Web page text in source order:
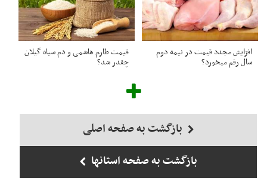
افزایش مجدد قیمت در نیمه دوم
سال رقم میخورد؟
قیمت طارم هاشمی و دم سیاه گیلان
چقدر شد؟
بازگشت به صفحه اصلی
بازگشت به صفحه استانها